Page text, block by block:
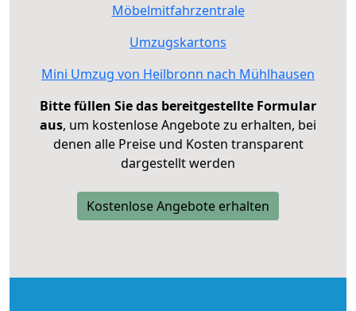
Möbelmitfahrzentrale
Umzugskartons
Mini Umzug von Heilbronn nach Mühlhausen
Bitte füllen Sie das bereitgestellte Formular
aus, um kostenlose Angebote zu erhalten, bei
denen alle Preise und Kosten transparent
dargestellt werden
Kostenlose Angebote erhalten